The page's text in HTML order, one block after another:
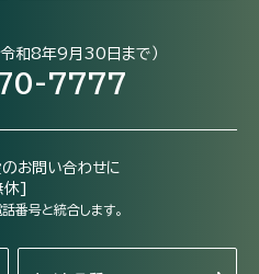
令和8年9月30日まで）
7777
のお問い合わせに
休]
号と統合します。